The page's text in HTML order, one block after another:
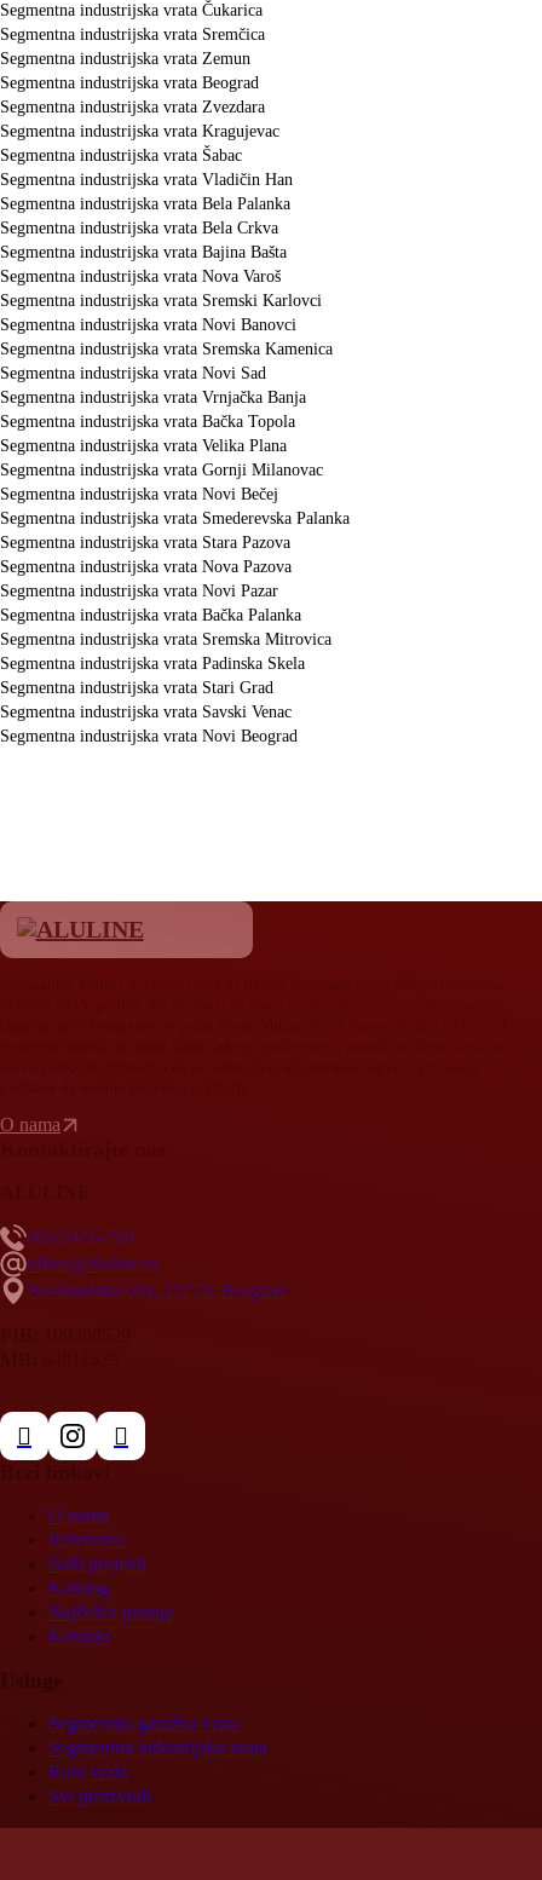
Segmentna industrijska vrata Čukarica
Segmentna industrijska vrata Sremčica
Segmentna industrijska vrata Zemun
Segmentna industrijska vrata Beograd
Segmentna industrijska vrata Zvezdara
Segmentna industrijska vrata Kragujevac
Segmentna industrijska vrata Šabac
Segmentna industrijska vrata Vladičin Han
Segmentna industrijska vrata Bela Palanka
Segmentna industrijska vrata Bela Crkva
Segmentna industrijska vrata Bajina Bašta
Segmentna industrijska vrata Nova Varoš
Segmentna industrijska vrata Sremski Karlovci
Segmentna industrijska vrata Novi Banovci
Segmentna industrijska vrata Sremska Kamenica
Segmentna industrijska vrata Novi Sad
Segmentna industrijska vrata Vrnjačka Banja
Segmentna industrijska vrata Bačka Topola
Segmentna industrijska vrata Velika Plana
Segmentna industrijska vrata Gornji Milanovac
Segmentna industrijska vrata Novi Bečej
Segmentna industrijska vrata Smederevska Palanka
Segmentna industrijska vrata Stara Pazova
Segmentna industrijska vrata Nova Pazova
Segmentna industrijska vrata Novi Pazar
Segmentna industrijska vrata Bačka Palanka
Segmentna industrijska vrata Sremska Mitrovica
Segmentna industrijska vrata Padinska Skela
Segmentna industrijska vrata Stari Grad
Segmentna industrijska vrata Savski Venac
Segmentna industrijska vrata Novi Beograd
O nama
O nama
Reference
Naši projekti
Katalog
Najčešća pitanja
Kontakt
Segmentna garažna vrata
Segmentna industrijska vrata
Rolo vrata
Svi proizvodi
069/2416-769
office@aluline.rs
Novosadska 69a, 11273, Beograd